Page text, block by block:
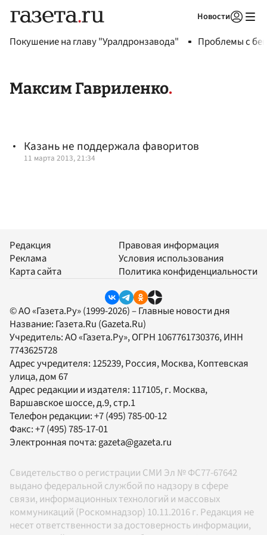
Новости
Покушение на главу "Уралдронзавода" Проблемы с
Максим Гавриленко
Казань не поддержала фаворитов
11 марта 2013, 21:34
Редакция
Реклама
Карта сайта
Правовая информация
Условия использования
Политика конфиденциальности
© АО «Газета.Ру» (1999-2026) – Главные новости дня
Название: Газета.Ru (Gazeta.Ru)
Учредитель:АО «Газета.Ру», ОГРН 1067761730376, ИНН
7743625728
Адрес учредителя: 125239, Россия, Москва, Коптевская
улица, дом 67
Адрес редакции и издателя: 117105, г. Москва,
Варшавское шоссе, д.9, стр.1
Телефон редакции:+7 (495) 785-00-12
Факс:+7 (495) 785-17-01
Электронная почта:gazeta@gazeta.ru
Свидетельство о регистрации СМИ Эл № ФС77-67642
выдано федеральной службой по надзору в сфере
связи, информационных технологий и массовых
коммуникаций (Роскомнадзор) 10.11.2016 г. Редакция не
несет ответственности за достоверность информации,